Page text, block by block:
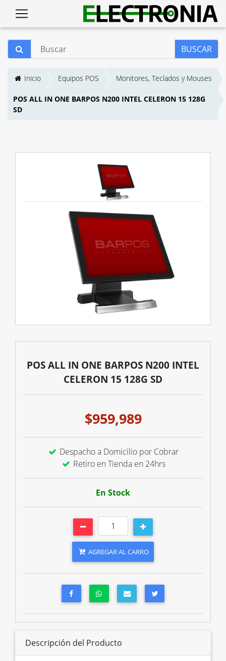
BUSCAR
Inicio Equipos POS Monitores, Teclados y Mouses
POS ALL IN ONE BARPOS N200 INTEL CELERON 15 128G
SD
POS ALL IN ONE BARPOS N200 INTEL
CELERON 15 128G SD
$959,989
Despacho a Domicilio por Cobrar
Retiro en Tienda en 24hrs
En Stock
AGREGAR AL CARRO
Descripción del Producto